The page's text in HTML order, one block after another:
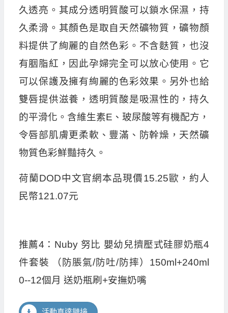
久透亮。其成分透明質酸可以鎖水保濕，持
久柔滑。其顏色是取自天然礦物質，礦物顏
料提供了絢麗的自然色彩。不含麩質，也沒
有胭脂紅，因此孕婦完全可以放心使用。它
可以保護及擁有絢麗的色彩效果。另外也給
雙唇提供滋養，透明質酸是吸濕性的，持久
的平滑化。含維生素E、玻尿酸等有機配方，
令唇部肌膚更柔軟、豐滿、防幹燥，天然礦
物質色彩鮮豔持久。
荷蘭DOD中文官網本品現價15.25歐，約人
民幣121.07元
推薦4：Nuby 努比 嬰幼兒擠壓式硅膠奶瓶4
件套裝 （防脹氣/防吐/防摔）150ml+240ml
0--12個月 送奶瓶刷+安撫奶嘴